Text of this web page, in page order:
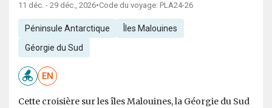
11 déc. - 29 déc., 2026•Code du voyage: PLA24-26
Péninsule Antarctique Îles Malouines
Géorgie du Sud
EN
Cette croisière sur les îles Malouines, la Géorgie du Sud